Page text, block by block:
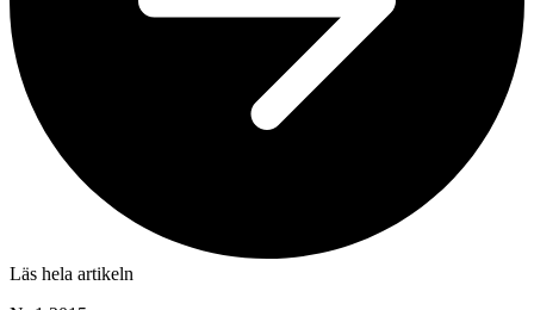
Läs hela artikeln